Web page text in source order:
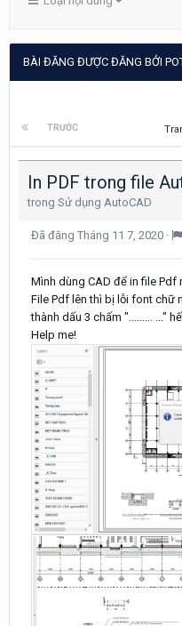
BÀI ĐĂNG ĐƯỢC ĐĂNG BỞI
TRƯỚC
In PDF trong file
trong Sử dụng AutoCAD
Đã đăng Tháng 11 7, 2020 ·
Mình dùng CAD để in file Pdf
File Pdf lên thì bị lỗi font chữ
thành dấu 3 chấm "......... ..."
Help me!